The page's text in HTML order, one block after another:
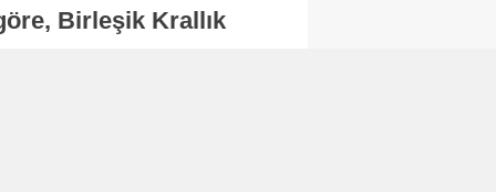
Birleşik Krallık